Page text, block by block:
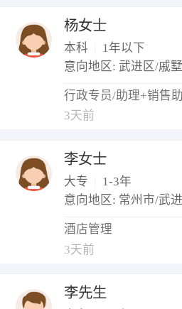
杨女士
本科
1年以下
意向地区: 武进区/戚
行政专员/助理+销售
3天前
李女士
大专
1-3年
意向地区: 常州市/武
酒店管理
3天前
李先生